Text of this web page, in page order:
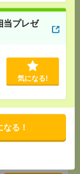
当プレゼ
気になる!
なる！
人事サポ
気になる！
＊12月まで